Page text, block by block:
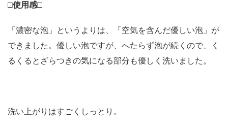
□使用感□
「濃密な泡」というよりは、「空気を含んだ優しい泡」が
できました。優しい泡ですが、へたらず泡が続くので、く
るくるとざらつきの気になる部分も優しく洗いました。
洗い上がりはすごくしっとり。